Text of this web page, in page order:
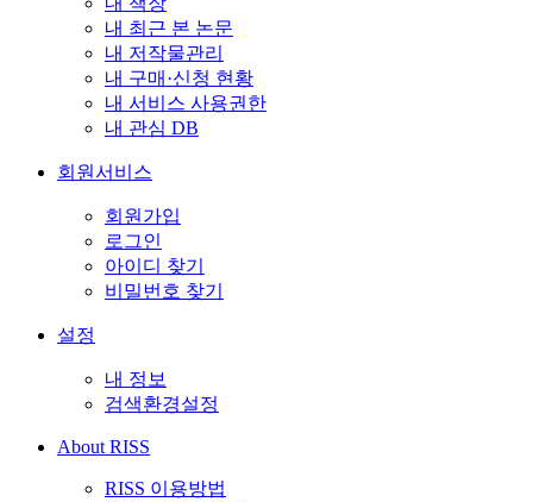
내 최근 본 논문
내 저작물관리
내 구매·신청 현황
내 서비스 사용권한
내 관심 DB
회원서비스
회원가입
로그인
아이디 찾기
비밀번호 찾기
설정
내 정보
검색환경설정
About RISS
RISS 이용방법